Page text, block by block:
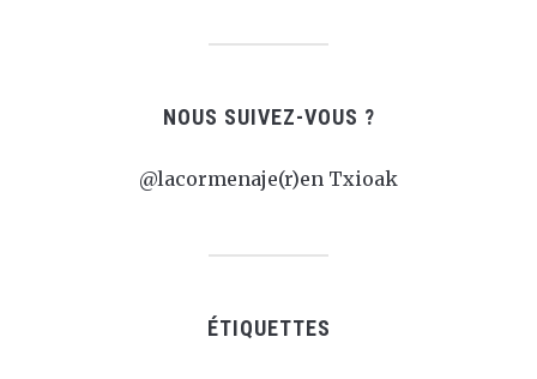
NOUS SUIVEZ-VOUS ?
@lacormenaje(r)en Txioak
ÉTIQUETTES